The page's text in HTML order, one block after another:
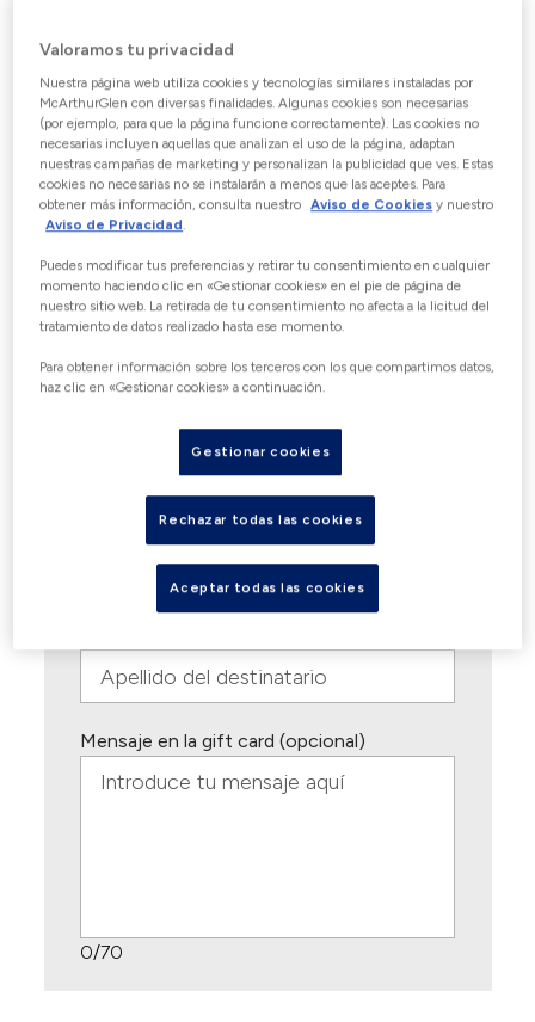
TARJETA REGALO
Con la excepción de
Alemania.Incremento de €5 hasta un
máximo de €500
DETALLES DEL
Todos los campos son obligatorios a
menos que se indique que son opcionales
Mensaje en la gift card (opcional)
0/70
Valoramos tu privacidad
Nuestra página web utiliza cookies y tecnologías similares instaladas por
McArthurGlen con diversas finalidades. Algunas cookies son necesarias
(por ejemplo, para que la página funcione correctamente). Las cookies no
necesarias incluyen aquellas que analizan el uso de la página, adaptan
nuestras campañas de marketing y personalizan la publicidad que ves. Estas
cookies no necesarias no se instalarán a menos que las aceptes. Para
obtener más información, consulta nuestro Aviso de Cookies y nuestro
Aviso de Privacidad.
Puedes modificar tus preferencias y retirar tu consentimiento en cualquier
momento haciendo clic en «Gestionar cookies» en el pie de página de
nuestro sitio web. La retirada de tu consentimiento no afecta a la licitud del
tratamiento de datos realizado hasta ese momento.
Para obtener información sobre los terceros con los que compartimos datos,
haz clic en «Gestionar cookies» a continuación.
Gestionar cookies
Rechazar todas las cookies
Aceptar todas las cookies